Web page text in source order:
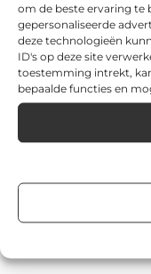
om de beste ervaring te
gepersonaliseerde
deze technologieën
ID's op deze site
toestemming intrekt,
bepaalde functies en